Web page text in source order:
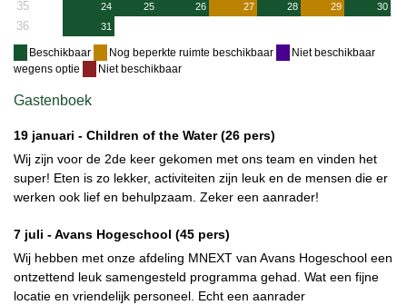
35 24 25 26 27 28 29 30
36 31
Beschikbaar Nog beperkte ruimte beschikbaar
Niet beschikbaar
wegens optie
Niet beschikbaar
Gastenboek
19 januari - Children of the Water(26 pers)
Wij zijn voor de 2de keer gekomen met ons team en vinden het
super! Eten is zo lekker, activiteiten zijn leuk en de mensen die er
werken ook lief en behulpzaam. Zeker een aanrader!
7 juli -Avans Hogeschool (45 pers)
Wij hebben met onze afdeling MNEXT van Avans Hogeschool een
ontzettend leuk samengesteld programma gehad. Wat een fijne
locatie en vriendelijk personeel. Echt een aanrader